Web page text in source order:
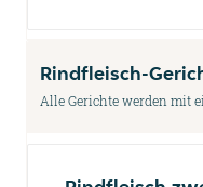
Rindfleisch-
Alle Gerichte werden mit